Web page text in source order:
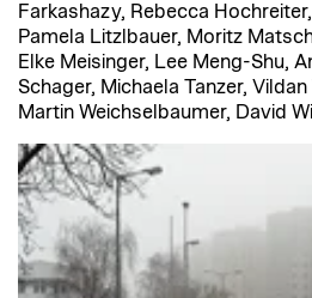
Farkashazy, Rebecca
Pamela Litzlbauer, Moritz
Elke Meisinger, Lee Meng-Shu,
Schager, Michaela Tanzer,
Martin Weichselbaumer, David